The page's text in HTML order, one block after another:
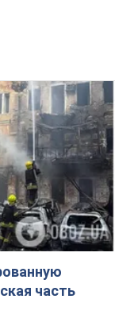
часть
три кольца
система